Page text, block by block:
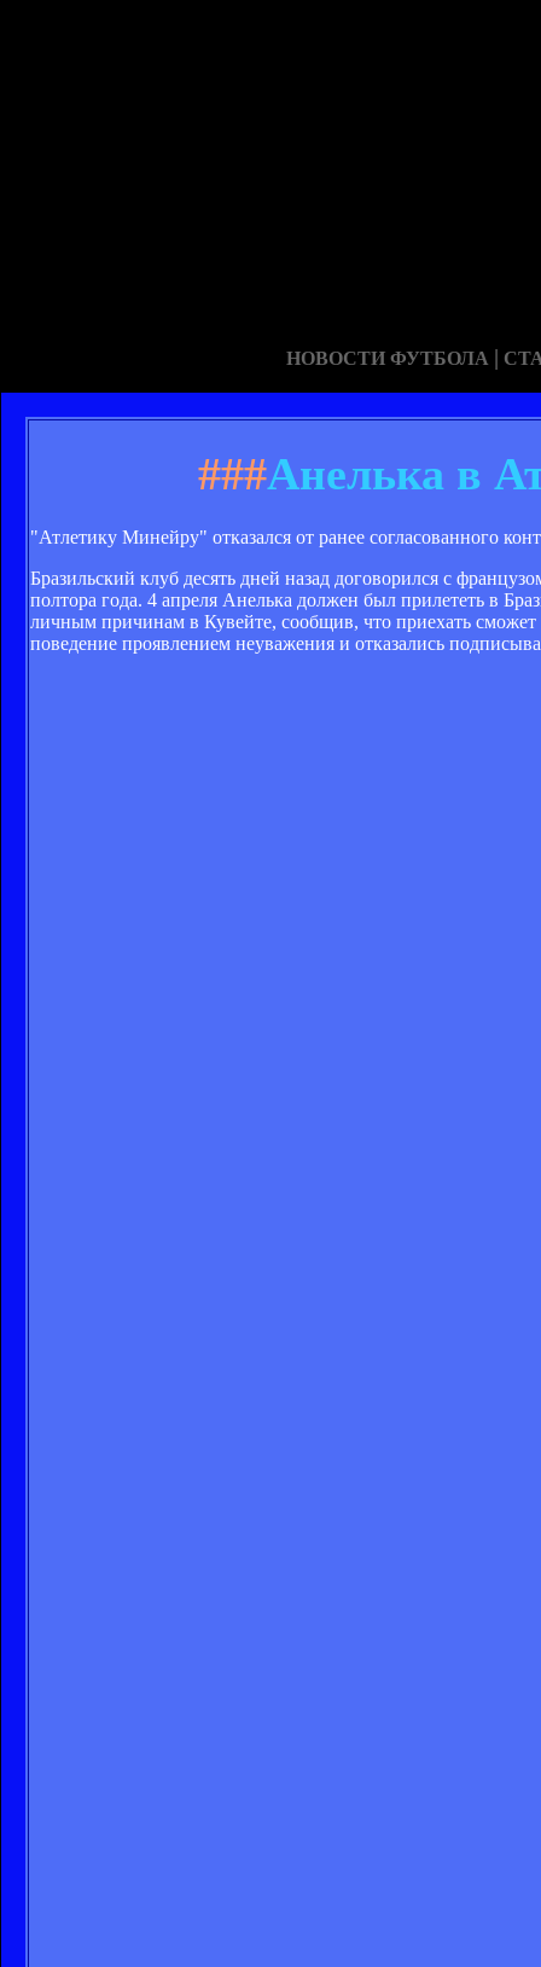
НОВОСТИ ФУТБОЛА |
###Анелька в
"Атлетику Минейру" отказался от ранее согласованного
Бразильский клуб десять дней назад договорился с
полтора года. 4 апреля Анелька должен был прилететь в
личным причинам в Кувейте, сообщив, что приехать
поведение проявлением неуважения и отказались